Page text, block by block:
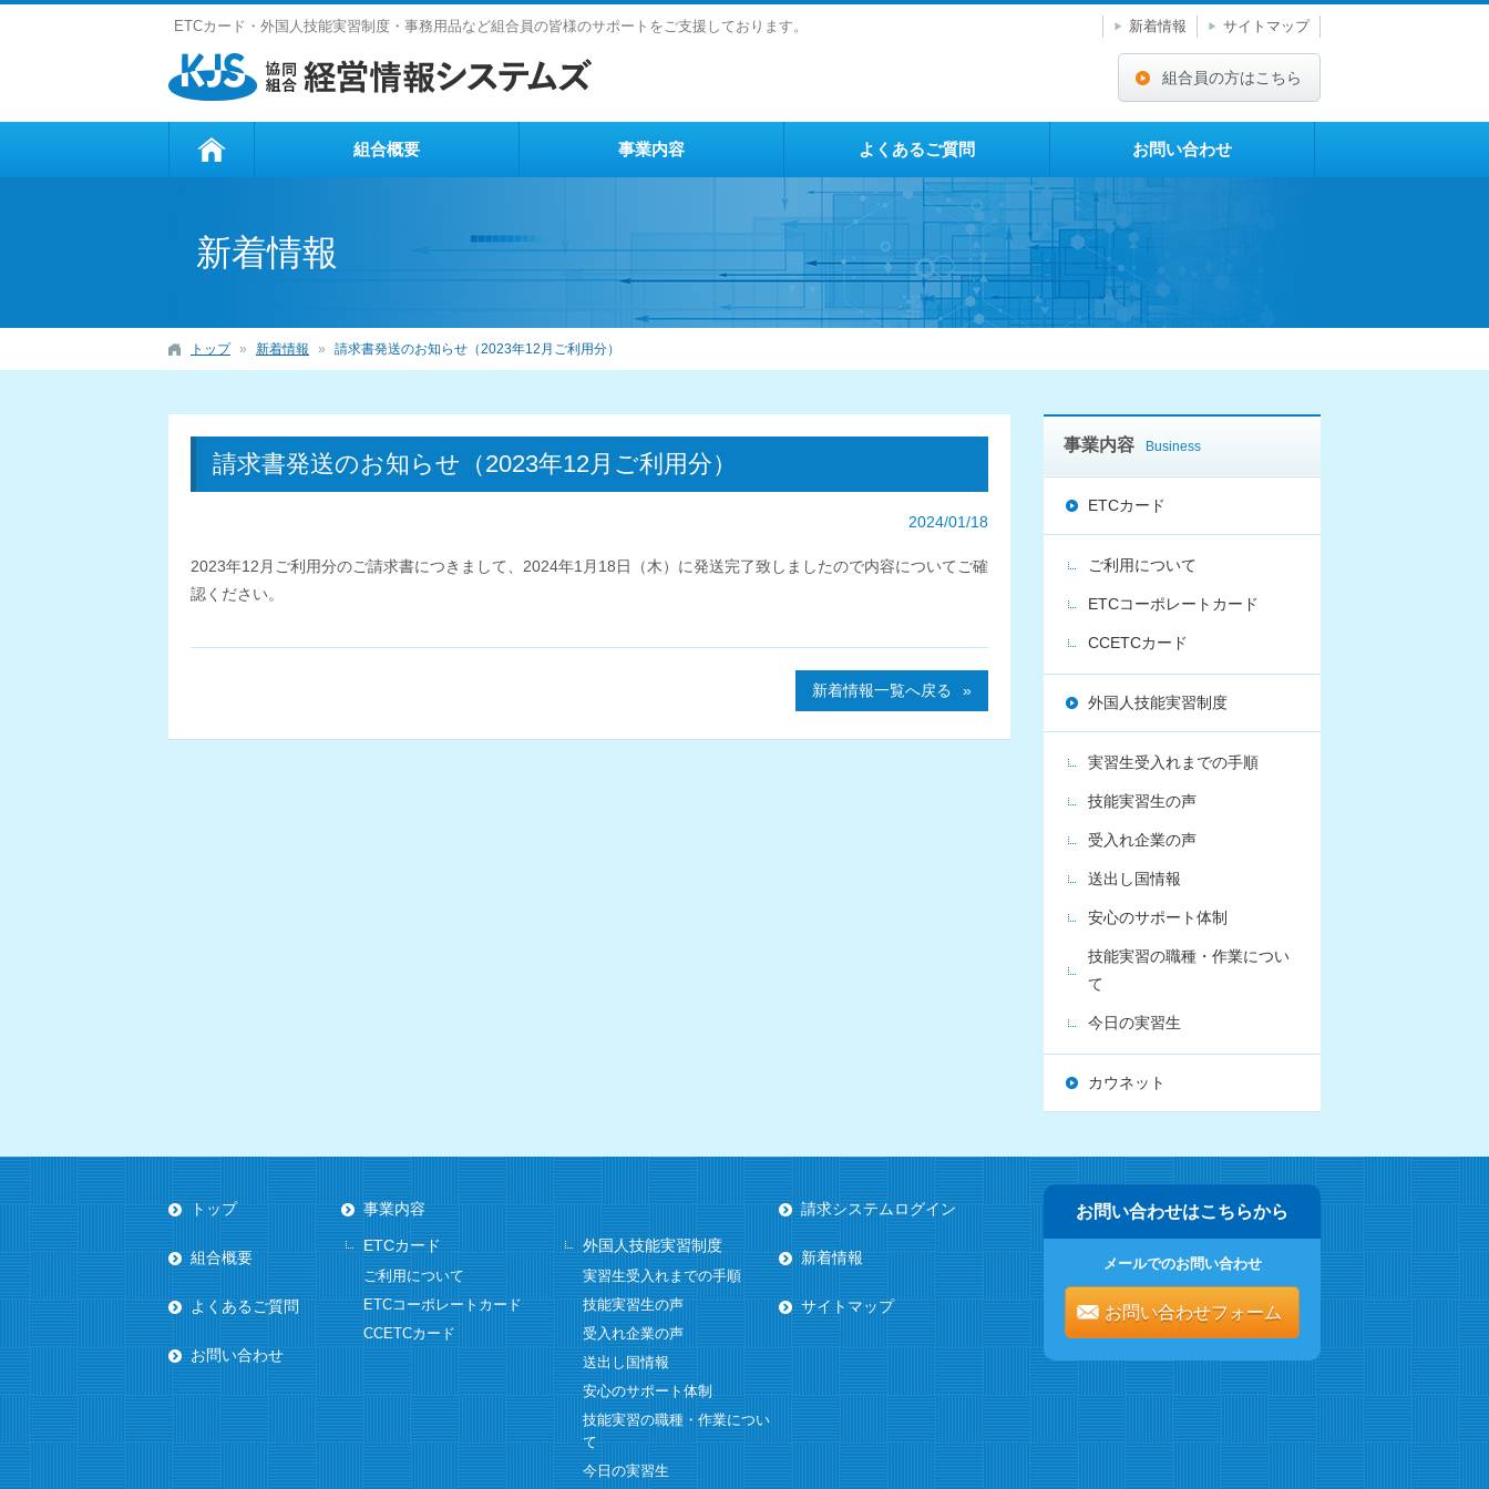
ETCカード・外国人技能実習制度・事務用品など組合員の皆様のサポートをご支援しております。 新着情報 サイトマップ
組合員の方はこちら
組合概要 事業内容 よくあるご質問 お問い合わせ
新着情報
トップ 新着情報 請求書発送のお知らせ（2023年12月ご利用分）
請求書発送のお知らせ（2023年12月ご利用分）
2024/01/18
2023年12月ご利用分のご請求書につきまして、2024年1月18日（木）に発送完了致しましたので内容についてご確
認ください。
新着情報一覧へ戻る
事業内容
ETCカード
ご利用について
ETCコーポレートカード
CCETCカード
外国人技能実習制度
実習生受入れまでの手順
技能実習生の声
受入れ企業の声
送出し国情報
安心のサポート体制
技能実習の職種・作業につい
て
今日の実習生
カウネット
トップ
組合概要
よくあるご質問
お問い合わせ
事業内容
ETCカード
ご利用について
ETCコーポレートカード
CCETCカード
外国人技能実習制度
実習生受入れまでの手順
技能実習生の声
受入れ企業の声
送出し国情報
安心のサポート体制
技能実習の職種・作業につい
て
今日の実習生
請求システムログイン
新着情報
サイトマップ
お問い合わせはこちらから
メールでのお問い合わせ
お問い合わせフォーム